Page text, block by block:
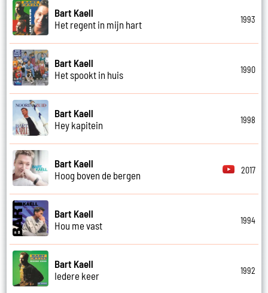
Bart Kaell
Het regent in mijn hart
1993
Bart Kaell
Het spookt in huis
1990
Bart Kaell
Hey kapitein
1998
Bart Kaell
Hoog boven de bergen
2017
Bart Kaell
Hou me vast
1994
Bart Kaell
Iedere keer
1992